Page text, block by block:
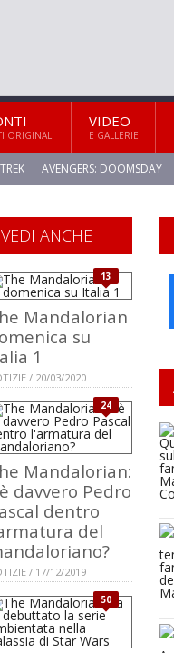
ORIGINALI
VIDEO
E GALLERIE
AVENGERS: DOOMSDAY
VEDI ANCHE
13
Mandalorian
su
1
/ 20/03/2020
24
Mandalorian:
davvero Pedro
dentro
del
/ 17/12/2019
50